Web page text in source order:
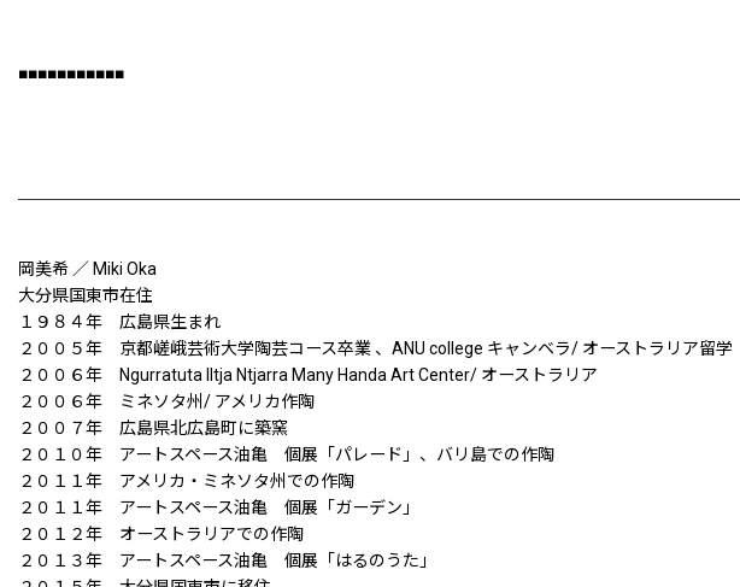
■■■■■■■■■■■
岡美希 ／ Miki Oka
大分県国東市在住
１９８４年 広島県生まれ
２００５年 京都嵯峨芸術大学陶芸コース卒業 、ANU college キャンベラ/ オーストラリア
２００６年 Ngurratuta Iltja Ntjarra Many Handa Art Center/ オーストラリア
２００６年 ミネソタ州/ アメリカ作陶
２００７年 広島県北広島町に築窯
２０１０年 アートスペース油亀 個展「パレード」、バリ島での作陶
２０１１年 アメリカ・ミネソタ州での作陶
２０１１年 アートスペース油亀 個展「ガーデン」
２０１２年 オーストラリアでの作陶
２０１３年 アートスペース油亀 個展「はるのうた」